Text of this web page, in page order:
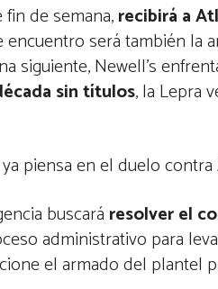
de semana,recibirá a
encuentro será también
siguiente, Newell’s
sin títulos, la Lepra
piensa en el duelo
buscará resolver el
administrativo para
el armado del plantel